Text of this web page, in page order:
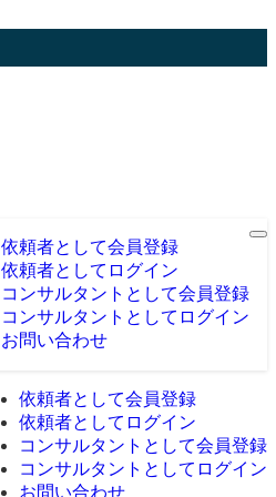
依頼者として会員登録
依頼者としてログイン
コンサルタントとして会員登録
コンサルタントとしてログイン
お問い合わせ
依頼者として会員登録
依頼者としてログイン
コンサルタントとして会員登録
コンサルタントとしてログイン
お問い合わせ